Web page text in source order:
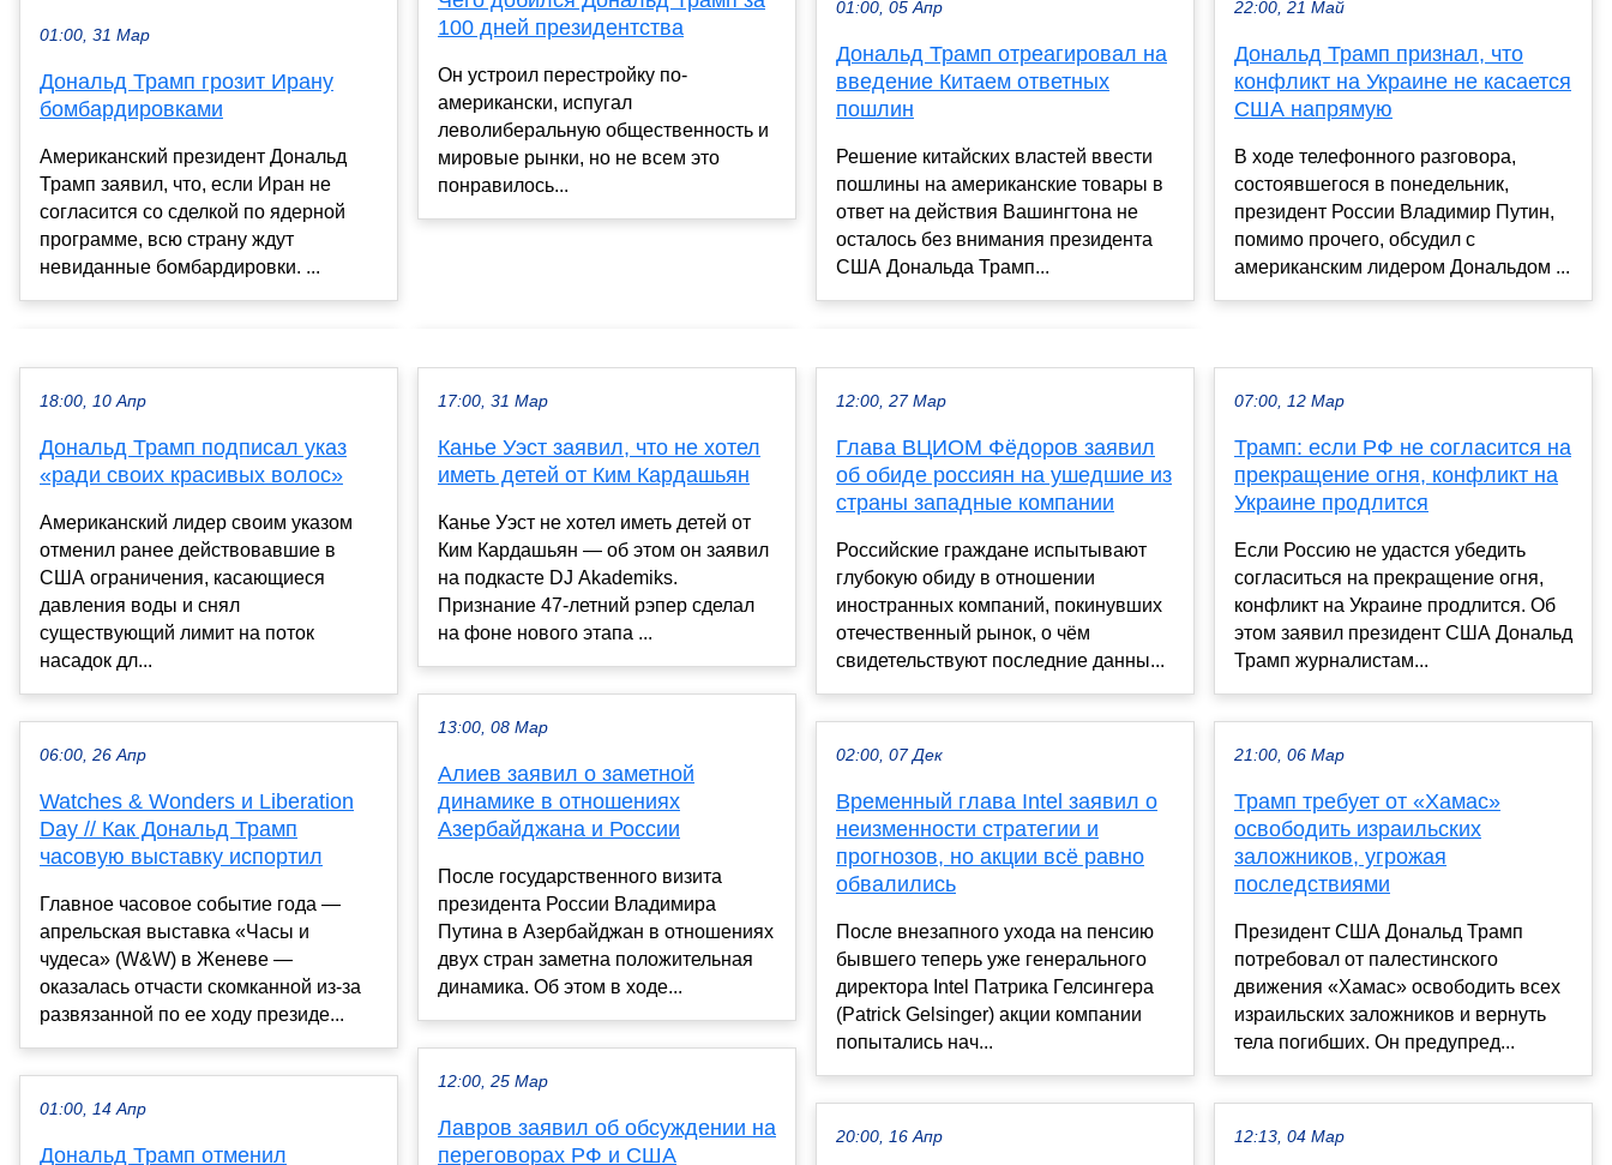
01:00, 31 Мар
Дональд Трамп грозит Ирану
бомбардировками
Американский президент Дональд
Трамп заявил, что, если Иран не
согласится со сделкой по ядерной
программе, всю страну ждут
невиданные бомбардировки. ...
100 дней президентства
Он устроил перестройку по-
американски, испугал
леволиберальную общественность и
мировые рынки, но не всем это
понравилось...
01:00, 05 Апр
Дональд Трамп отреагировал на
введение Китаем ответных
пошлин
Решение китайских властей ввести
пошлины на американские товары в
ответ на действия Вашингтона не
осталось без внимания президента
США Дональда Трамп...
22:00, 21 Май
Дональд Трамп признал, что
конфликт на Украине не касается
США напрямую
В ходе телефонного разговора,
состоявшегося в понедельник,
президент России Владимир Путин,
помимо прочего, обсудил с
американским лидером Дональдом ...
18:00, 10 Апр
Дональд Трамп подписал указ
«ради своих красивых волос»
Американский лидер своим указом
отменил ранее действовавшие в
США ограничения, касающиеся
давления воды и снял
существующий лимит на поток
насадок дл...
06:00, 26 Апр
Watches & Wonders и Liberation
Day // Как Дональд Трамп
часовую выставку испортил
Главное часовое событие года —
апрельская выставка «Часы и
чудеса» (W&W) в Женеве —
оказалась отчасти скомканной из-за
развязанной по ее ходу президе...
01:00, 14 Апр
Дональд Трамп отменил
17:00, 31 Мар
Канье Уэст заявил, что не хотел
иметь детей от Ким Кардашьян
Канье Уэст не хотел иметь детей от
Ким Кардашьян — об этом он заявил
на подкасте DJ Akademiks.
Признание 47-летний рэпер сделал
на фоне нового этапа ...
13:00, 08 Мар
Алиев заявил о заметной
динамике в отношениях
Азербайджана и России
После государственного визита
президента России Владимира
Путина в Азербайджан в отношениях
двух стран заметна положительная
динамика. Об этом в ходе...
12:00, 25 Мар
Лавров заявил об обсуждении на
переговорах РФ и США
12:00, 27 Мар
Глава ВЦИОМ Фёдоров заявил
об обиде россиян на ушедшие из
страны западные компании
Российские граждане испытывают
глубокую обиду в отношении
иностранных компаний, покинувших
отечественный рынок, о чём
свидетельствуют последние данны...
02:00, 07 Дек
Временный глава Intel заявил о
неизменности стратегии и
прогнозов, но акции всё равно
обвалились
После внезапного ухода на пенсию
бывшего теперь уже генерального
директора Intel Патрика Гелсингера
(Patrick Gelsinger) акции компании
попытались нач...
20:00, 16 Апр
07:00, 12 Мар
Трамп: если РФ не согласится на
прекращение огня, конфликт на
Украине продлится
Если Россию не удастся убедить
согласиться на прекращение огня,
конфликт на Украине продлится. Об
этом заявил президент США Дональд
Трамп журналистам...
21:00, 06 Мар
Трамп требует от «Хамас»
освободить израильских
заложников, угрожая
последствиями
Президент США Дональд Трамп
потребовал от палестинского
движения «Хамас» освободить всех
израильских заложников и вернуть
тела погибших. Он предупред...
12:13, 04 Мар